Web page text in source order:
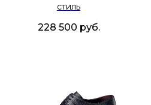
стиль
228 500 руб.